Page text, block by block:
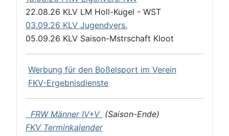
22.08.26 KLV LM Holl-Kugel - WST
03.09.26 KLV Jugendvers.
05.09.26 KLV Saison-Mstrschaft Kloot
Werbung für den Boßelsport im Verein
FKV-Ergebnisdienste
FRW Männer IV+V (Saison-Ende)
FKV Terminkalender